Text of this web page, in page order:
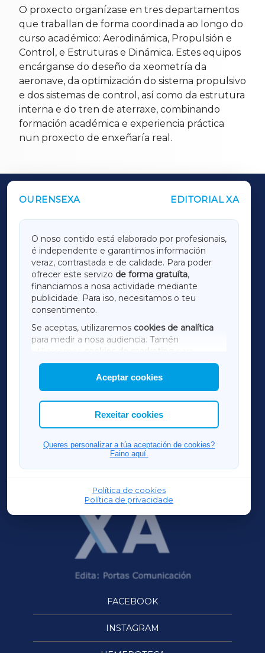
O proxecto organízase en tres departamentos
que traballan de forma coordinada ao longo do
curso académico: Aerodinámica, Propulsión e
Control, e Estruturas e Dinámica. Estes equipos
encárganse do deseño da xeometría da
aeronave, da optimización do sistema propulsivo
e dos sistemas de control, así como da estrutura
interna e do tren de aterraxe, combinando
formación académica e experiencia práctica
nun proxecto de enxeñaría real.
OURENSEXA EDITORIAL XA
O noso contido está elaborado por profesionais,
é independente e garantimos información
veraz, contrastada e de calidade. Para poder
ofrecer este servizo de forma gratuíta,
financiamos a nosa actividade mediante
publicidade. Para iso, necesitamos o teu
consentimento.
Se aceptas, utilizaremos cookies de analítica
para medir a nosa audiencia. Tamén
utilizaremos
cookies de marketing
mostrar publicidade de terceiros.
Así mesmo, podes personalizar a elección das
cookies que desexas permitir.
Aceptar cookies
Rexeitar cookies
Queres personalizar a túa aceptación de cookies?
Faino aquí.
Política de cookies
Política de privacidade
OUTROS PERIÓDICOS
LUGOXA
TERRACHAXA
AMARIÑAXA
RIBEIRASACRAXA
ACORUÑAXA
FERROLXA
OURENSEXA
FACEBOOK
INSTAGRAM